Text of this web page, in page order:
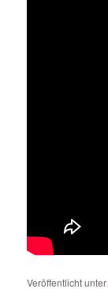
Veröffentlicht unter